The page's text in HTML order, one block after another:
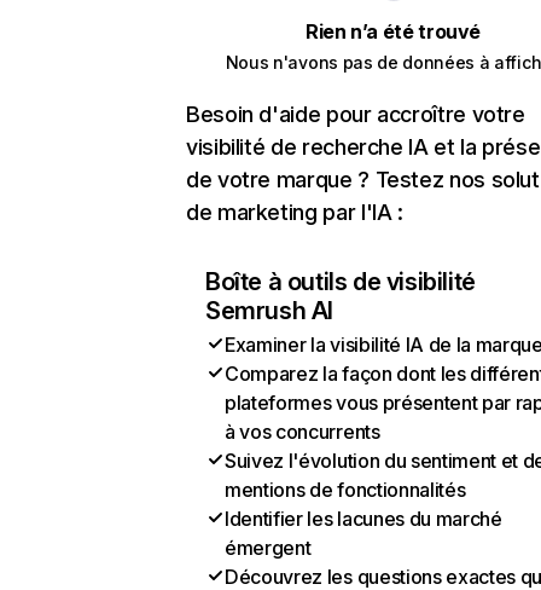
Rien n’a été trouvé
Nous n'avons pas de données à
Besoin d'aide pour accroître votre
visibilité de recherche IA et la
de votre marque ? Testez nos
de marketing par l'IA :
Boîte à outils de visibilité
Semrush AI
Examiner la visibilité IA de la
Comparez la façon dont les
plateformes vous présentent par
à vos concurrents
Suivez l'évolution du sentiment et
mentions de fonctionnalités
Identifier les lacunes du marché
émergent
Découvrez les questions exactes